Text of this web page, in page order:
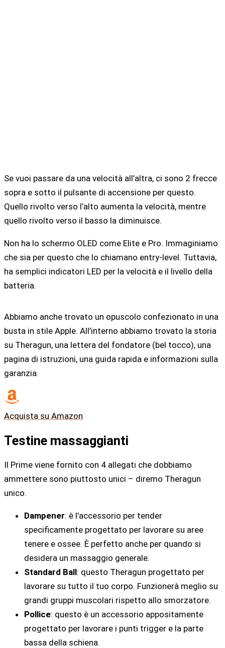
Se vuoi passare da una velocità all’altra, ci sono 2 frecce
sopra e sotto il pulsante di accensione per questo.
Quello rivolto verso l’alto aumenta la velocità, mentre
quello rivolto verso il basso la diminuisce.
Non ha lo schermo OLED come Elite e Pro. Immaginiamo
che sia per questo che lo chiamano entry-level. Tuttavia,
ha semplici indicatori LED per la velocità e il livello della
batteria.
Abbiamo anche trovato un opuscolo confezionato in una
busta in stile Apple. All’interno abbiamo trovato la storia
su Theragun, una lettera del fondatore (bel tocco), una
pagina di istruzioni, una guida rapida e informazioni sulla
garanzia.
Acquista su Amazon
Testine massaggianti
Il Prime viene fornito con 4 allegati che dobbiamo
ammettere sono piuttosto unici – diremo Theragun
unico.
Dampener: è l’accessorio per tender
specificamente progettato per lavorare su aree
tenere e ossee. È perfetto anche per quando si
desidera un massaggio generale.
Standard Ball: questo Theragun progettato per
lavorare su tutto il tuo corpo. Funzionerà meglio su
grandi gruppi muscolari rispetto allo smorzatore.
Pollice: questo è un accessorio appositamente
progettato per lavorare i punti trigger e la parte
bassa della schiena.